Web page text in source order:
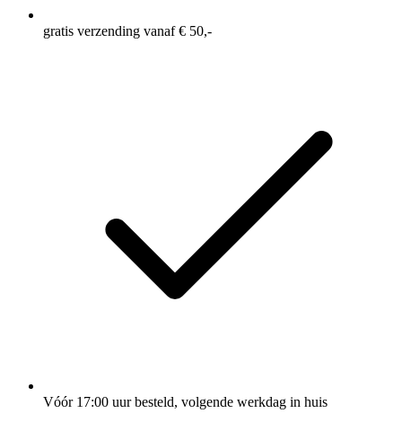
gratis verzending vanaf € 50,-
Vóór 17:00 uur besteld, volgende werkdag in huis